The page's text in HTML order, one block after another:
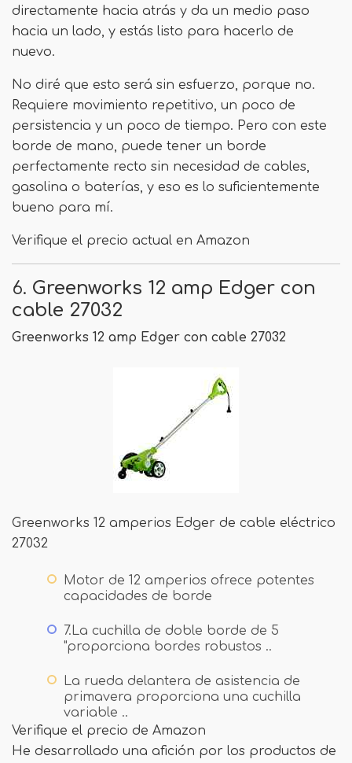
directamente hacia atrás y da un medio paso
hacia un lado, y estás listo para hacerlo de
nuevo.
No diré que esto será sin esfuerzo, porque no.
Requiere movimiento repetitivo, un poco de
persistencia y un poco de tiempo. Pero con este
borde de mano, puede tener un borde
perfectamente recto sin necesidad de cables,
gasolina o baterías, y eso es lo suficientemente
bueno para mí.
Verifique el precio actual en Amazon
6. Greenworks 12 amp Edger con
cable 27032
Greenworks 12 amp Edger con cable 27032
Greenworks 12 amperios Edger de cable eléctrico
27032
Motor de 12 amperios ofrece potentes
capacidades de borde
7.La cuchilla de doble borde de 5
"proporciona bordes robustos ..
La rueda delantera de asistencia de
primavera proporciona una cuchilla
variable ..
Verifique el precio de Amazon
He desarrollado una afición por los productos de